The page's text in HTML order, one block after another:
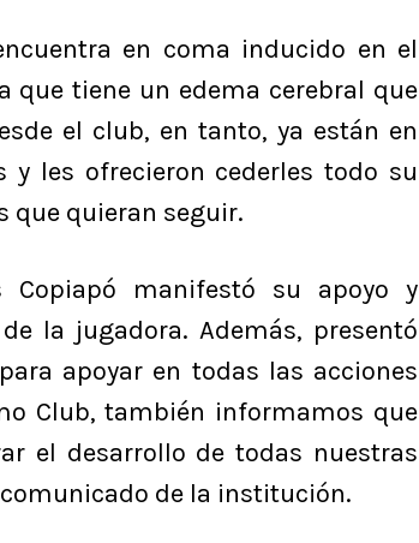
en coma inducido en el
que tiene un edema cerebral que
el club, en tanto, ya están en
les ofrecieron cederles todo su
que quieran seguir.
Copiapó manifestó su apoyo y
la jugadora. Además, presentó
apoyar en todas las acciones
Club, también informamos que
el desarrollo de todas nuestras
de la institución.